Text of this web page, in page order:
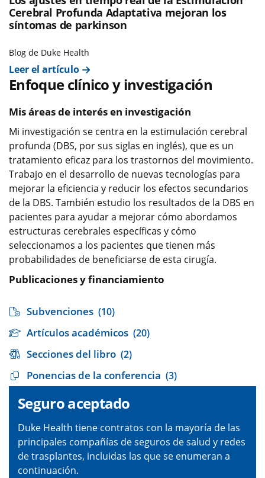
Cerebral Profunda Adaptativa mejoran los
síntomas de parkinson
Blog de Duke Health
Leer el artículo
Enfoque clínico y investigación
Mis áreas de interés en investigación
Mi investigación se centra en la estimulación cerebral
profunda (DBS, por sus siglas en inglés), que es un
tratamiento eficaz para los trastornos del movimiento.
Trabajo en el desarrollo de nuevas tecnologías para
mejorar la eficiencia y reducir los efectos secundarios
de la DBS. También estudio los resultados de la DBS en
pacientes para ayudar a mejorar cómo abordamos
estructuras cerebrales específicas y cómo
seleccionamos a los pacientes que tienen más
probabilidades de beneficiarse de esta cirugía.
Publicaciones y financiamiento
Subvenciones (10)
Artículos académicos (20)
Secciones del libro (2)
Ponencias de la conferencia (3)
Seguro aceptado
Duke Health tiene contratos con la mayoría de las
principales compañías de seguros de salud y redes
de trasplantes, incluidas las que se enumeran a
continuación.